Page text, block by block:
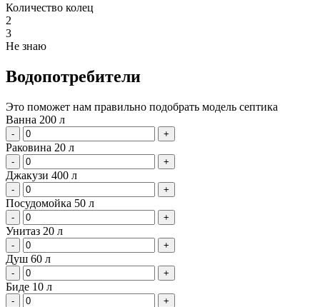
Количество колец
2
3
Не знаю
Водопотребители
Это поможет нам правильно подобрать модель септика
Ванна 200 л
- +
Раковина 20 л
- +
Джакузи 400 л
- +
Посудомойка 50 л
- +
Унитаз 20 л
- +
Душ 60 л
- +
Биде 10 л
- +